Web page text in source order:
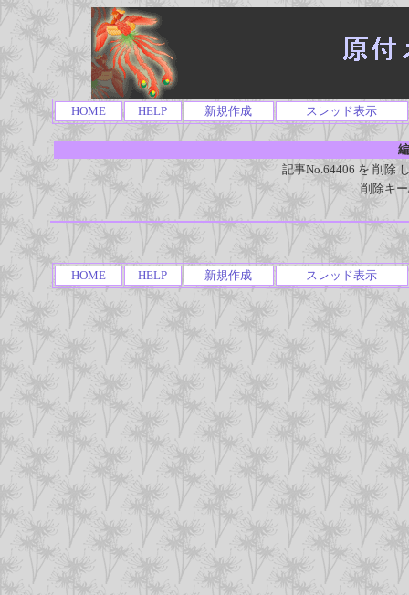
HOME HELP 新規作成 スレッド表示
記事No.64406 を 削除
削除キ
HOME HELP 新規作成 スレッド表示